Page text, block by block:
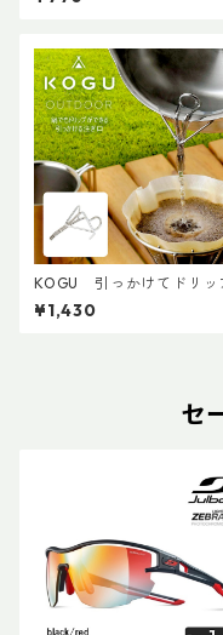
KOGU 引っかけてドリッ
¥1,430
セ